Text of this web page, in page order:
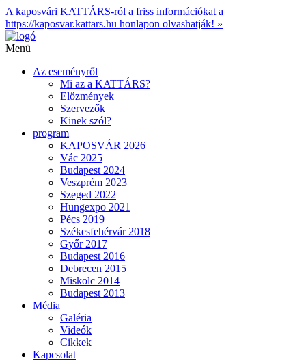
A kaposvári KATTÁRS-ról a friss információkat a
https://kaposvar.kattars.hu honlapon olvashatják! »
Menü
Az eseményről
Mi az a KATTÁRS?
Előzmények
Szervezők
Kinek szól?
program
KAPOSVÁR 2026
Vác 2025
Budapest 2024
Veszprém 2023
Szeged 2022
Hungexpo 2021
Pécs 2019
Székesfehérvár 2018
Győr 2017
Budapest 2016
Debrecen 2015
Miskolc 2014
Budapest 2013
Média
Galéria
Videók
Cikkek
Kapcsolat